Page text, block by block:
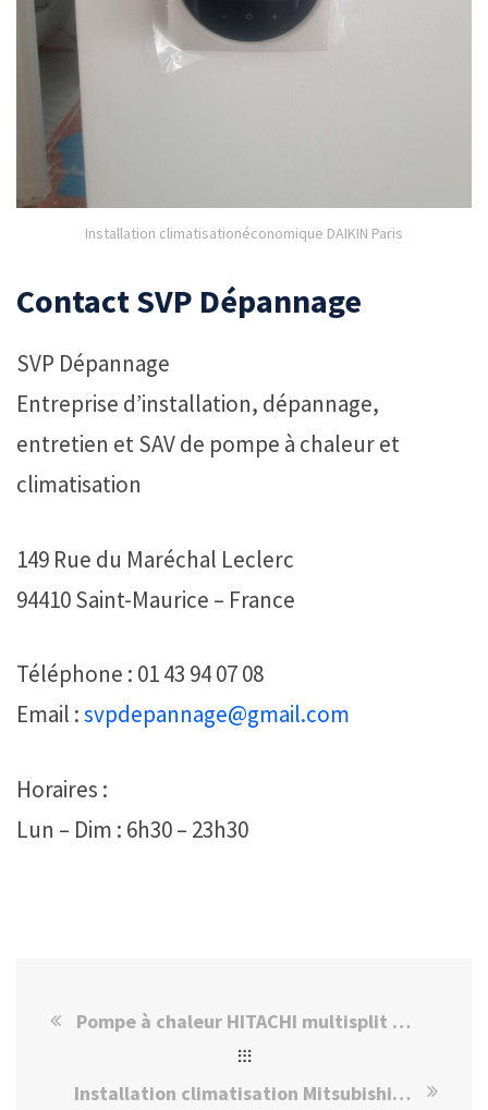
Installation climatisationéconomique DAIKIN Paris
Contact SVP Dépannage
SVP Dépannage
Entreprise d’installation, dépannage,
entretien et SAV de pompe à chaleur et
climatisation
149 Rue du Maréchal Leclerc
94410 Saint-Maurice – France
Téléphone : 01 43 94 07 08
Email :svpdepannage@gmail.com
Horaires :
Lun – Dim : 6h30 – 23h30
Pompe à chaleur HITACHI multisplit – Prix et Témoignage client
Installation climatisation Mitsubishi + cache-groupe à Saint-Mandé